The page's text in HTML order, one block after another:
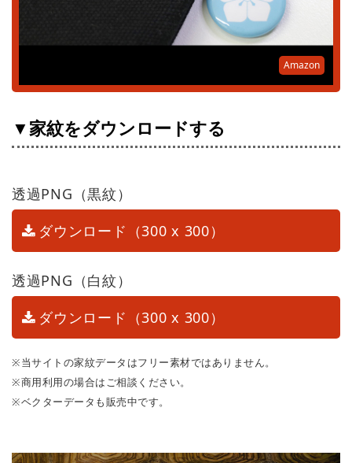
Amazon
▼家紋をダウンロードする
透過PNG（黒紋）
ダウンロード（300 x 300）
透過PNG（白紋）
ダウンロード（300 x 300）
※当サイトの家紋データはフリー素材ではありません。
※商用利用の場合はご相談ください。
※ベクターデータも販売中です。